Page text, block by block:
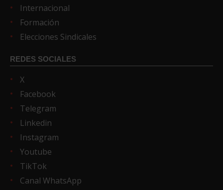
Internacional
Formación
Elecciones Sindicales
REDES SOCIALES
X
Facebook
Telegram
Linkedin
Instagram
Youtube
TikTok
Canal WhatsApp